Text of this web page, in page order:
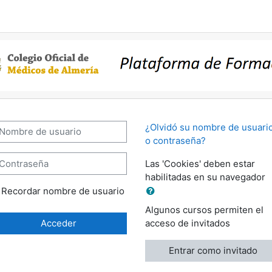
de Medicos de Almeria -
de usuario
Recordar nombre de usuario
Acceder
¿Olvidó su nombre de
o contraseña?
Las 'Cookies' deben estar
habilitadas en su navegador
Algunos cursos permiten el
acceso de invitados
Entrar como invitado